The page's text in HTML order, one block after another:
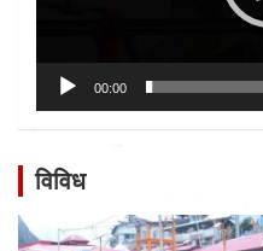
00:00
विविध